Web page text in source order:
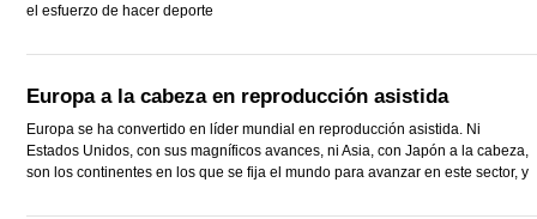
el esfuerzo de hacer deporte
Europa a la cabeza en reproducción asistida
Europa se ha convertido en líder mundial en reproducción asistida. Ni
Estados Unidos, con sus magníficos avances, ni Asia, con Japón a la cabeza,
son los continentes en los que se fija el mundo para avanzar en este sector, y